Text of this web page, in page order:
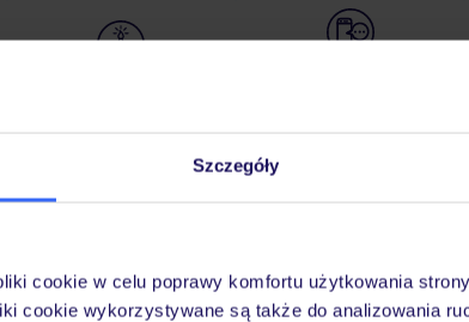
Szczegóły
cookie w celu poprawy komfortu użytkowania
cookie wykorzystywane są także do analizowania